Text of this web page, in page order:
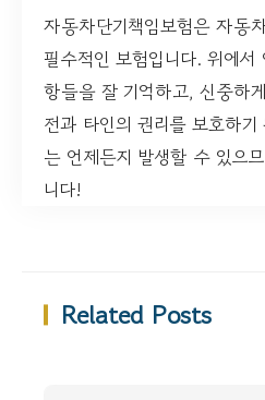
자동차단기책임보험은 자동
필수적인 보험입니다. 위에
항들을 잘 기억하고, 신중하
전과 타인의 권리를 보호하
는 언제든지 발생할 수 있으
니다!
Related Posts